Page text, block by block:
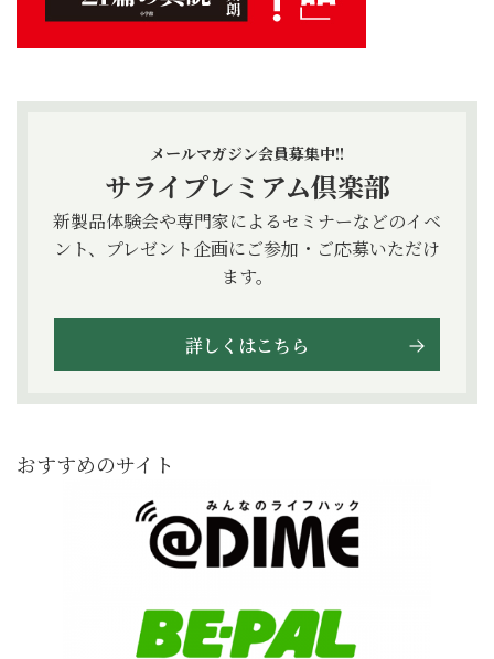
メールマガジン会員募集中!!
サライプレミアム倶楽部
新製品体験会や専門家によるセミナーなどのイベ
ント、プレゼント企画にご参加・ご応募いただけ
ます。
詳しくはこちら
おすすめのサイト